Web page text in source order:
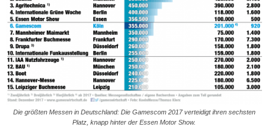
Die größten Messen in Deutschland: Die Gamescom 2017 verteidigt ihren sechsten
Platz, knapp hinter der Essen Motor Show.